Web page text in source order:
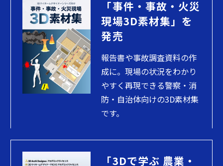
「事件・事故・火災
現場3D素材集」を
発売
報告書や事故調査資料の作
成に。現場の状況をわかり
やすく再現できる警察・消
防・自治体向けの3D素材集
です。
「3Dで学ぶ 農業・